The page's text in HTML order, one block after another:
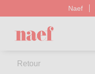
Naef
Retour